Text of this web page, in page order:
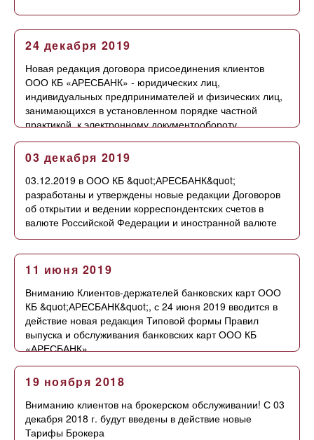
24 декабря 2019
Новая редакция договора присоединения клиентов
ООО КБ «АРЕСБАНК» - юридических лиц,
индивидуальных предпринимателей и физических лиц,
занимающихся в установленном порядке частной
практикой, к электронному документообороту
03 декабря 2019
03.12.2019 в ООО КБ &quot;АРЕСБАНК&quot;
разработаны и утверждены новые редакции Договоров
об открытии и ведении корреспондентских счетов в
валюте Российской Федерации и иностранной валюте
11 июня 2019
Вниманию Клиентов-держателей банковских карт ООО
КБ &quot;АРЕСБАНК&quot;, с 24 июня 2019 вводится в
действие новая редакция Типовой формы Правил
выпуска и обслуживания банковских карт ООО КБ
«АРЕСБАНК»
19 ноября 2018
Вниманию клиентов на брокерском обслуживании! С 03
декабря 2018 г. будут введены в действие новые
Тарифы Брокера